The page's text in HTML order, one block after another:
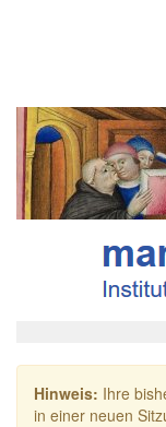
Hinweis: Ihre
in einer neuen